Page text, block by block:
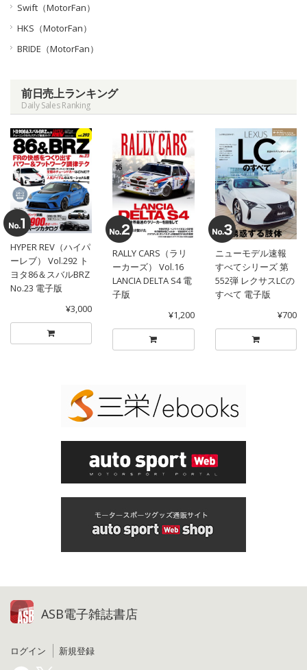
Swift（MotorFan）
HKS（MotorFan）
BRIDE（MotorFan）
前日売上ランキング
Daily Sales Ranking
HYPER REV（ハイパ
ーレブ） Vol.292 ト
ヨタ86＆スバルBRZ
No.23 電子版
¥3,000
RALLY CARS（ラリ
ーカーズ） Vol.16
LANCIA DELTA S4 電
子版
¥1,200
ニューモデル速報
すべてシリーズ 第
552弾 レクサスLCの
すべて 電子版
¥700
ASB電子雑誌書店
ログイン 新規登録